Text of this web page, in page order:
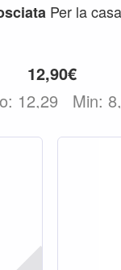
Per la
12,90€
12,29
Min: